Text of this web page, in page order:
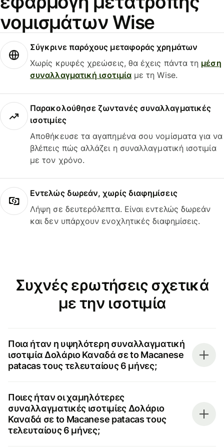
νομισμάτων Wise
Σύγκρινε παρόχους μεταφοράς χρημάτων
Χωρίς κρυφές χρεώσεις, θα έχεις πάντα τη μέση
συναλλαγματική ισοτιμίαμε τη Wise.
Παρακολούθησε ζωντανές συναλλαγματικές
ισοτιμίες
Αποθήκευσε τα αγαπημένα σου νομίσματα για να
βλέπεις πώς αλλάζει η συναλλαγματική ισοτιμία
με τον χρόνο.
Εντελώς δωρεάν, χωρίς διαφημίσεις
Λήψη σε δευτερόλεπτα. Είναι εντελώς δωρεάν
και δεν υπάρχουν ενοχλητικές διαφημίσεις.
Συχνές ερωτήσεις σχετικά
με την ισοτιμία
Ποια ήταν η υψηλότερη συναλλαγματική
ισοτιμία Δολάριο Καναδά σε to Macanese
patacas τους τελευταίους 6 μήνες;
Ποιες ήταν οι χαμηλότερες
συναλλαγματικές ισοτιμίες Δολάριο
Καναδά σε to Macanese patacas τους
τελευταίους 6 μήνες;